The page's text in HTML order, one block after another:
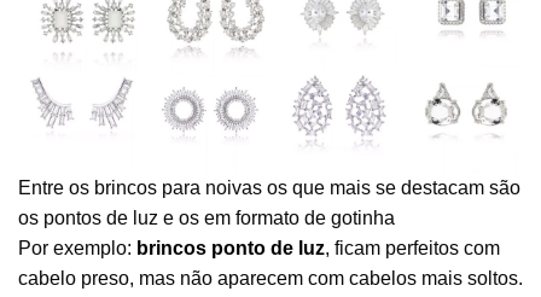
Entre os brincos para noivas os que mais se destacam são
os pontos de luz e os em formato de gotinha
Por exemplo: brincos ponto de luz, ficam perfeitos com
cabelo preso, mas não aparecem com cabelos mais soltos.